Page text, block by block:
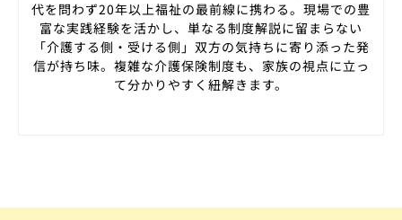
代を問わず20年以上福祉の最前線に携わる。現場での豊
富な実践経験を活かし、単なる制度解説に留まらない
「介護する側・受ける側」双方の気持ちに寄り添った発
信が持ち味。複雑な介護保険制度も、家族の視点に立っ
て分かりやすく紐解きます。